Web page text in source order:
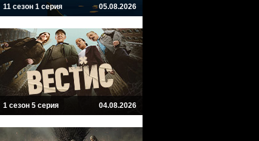
11 сезон 1 серия 05.08.2026
1 сезон 5 серия 04.08.2026